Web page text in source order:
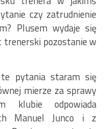
czy zatrudnienie
Plusem wydaje się
trenerski pozostanie w
te pytania staram się
mierze za sprawy
klubie odpowiada
Manuel Junco i z